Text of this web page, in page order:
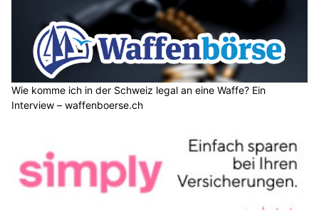
Wie komme ich in der Schweiz legal an eine Waffe? Ein
Interview – waffenboerse.ch